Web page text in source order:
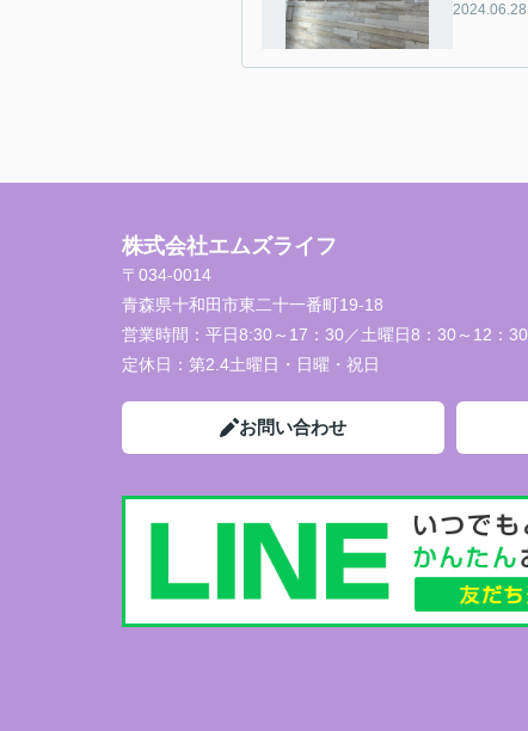
2024.06.28
株式会社エムズライフ
〒034-0014
青森県十和田市東二十一番町19-18
営業時間： 平日8:30～17：30／土曜日8：30～12：30
定休日： 第2.4土曜日・日曜・祝日
お問い合わせ